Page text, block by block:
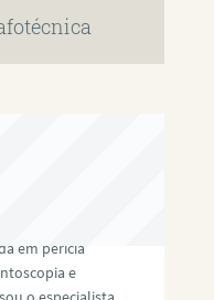
em perícia
e